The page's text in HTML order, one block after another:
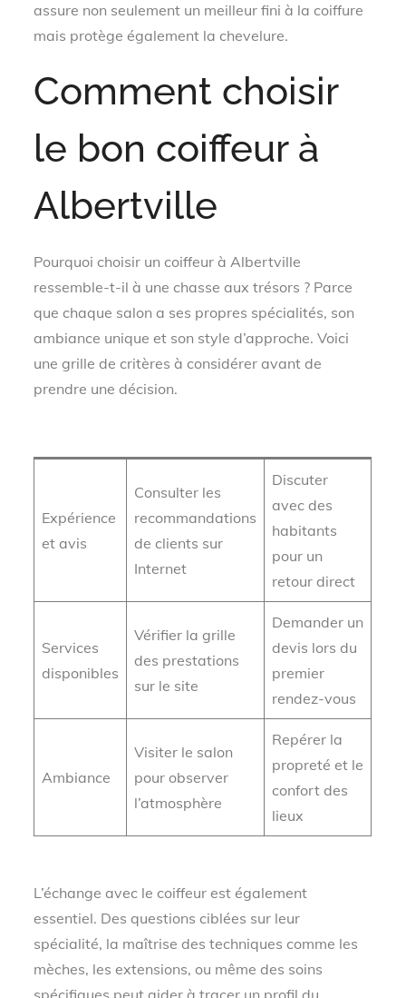
assure non seulement un meilleur fini à la coiffure
mais protège également la chevelure.
Comment choisir
le bon coiffeur à
Albertville
Pourquoi choisir un coiffeur à Albertville
ressemble-t-il à une chasse aux trésors ? Parce
que chaque salon a ses propres spécialités, son
ambiance unique et son style d’approche. Voici
une grille de critères à considérer avant de
prendre une décision.
Expérience
et avis
Consulter les
recommandations
de clients sur
Internet
Discuter
avec des
habitants
pour un
retour direct
Services
disponibles
Vérifier la grille
des prestations
sur le site
Demander un
devis lors du
premier
rendez-vous
Ambiance
Visiter le salon
pour observer
l’atmosphère
Repérer la
propreté et le
confort des
lieux
L’échange avec le coiffeur est également
essentiel. Des questions ciblées sur leur
spécialité, la maîtrise des techniques comme les
mèches, les extensions, ou même des soins
spécifiques peut aider à tracer un profil du